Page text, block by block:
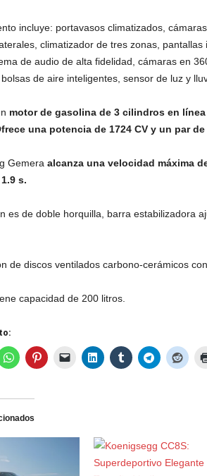
incluye: portavasos climatizados,
climatizador de tres zonas,
de audio de alta fidelidad, cámaras en
de aire inteligentes, sensor de luz y
motor de gasolina de 3 cilindros en
una potencia de 1724 CV y un par de
Gemera alcanza una velocidad máxima
s.
es de doble horquilla, barra estabilizadora
de discos ventilados carbono-cerámicos con
capacidad de 200 litros.